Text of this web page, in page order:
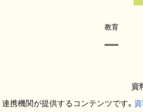
教育
資
連携機関が提供するコンテンツです。